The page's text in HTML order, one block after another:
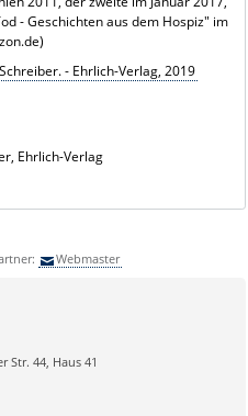
- Geschichten aus dem Hospiz" im
- Ehrlich-Verlag, 2019
Ehrlich-Verlag
Webmaster
Str. 44, Haus 41